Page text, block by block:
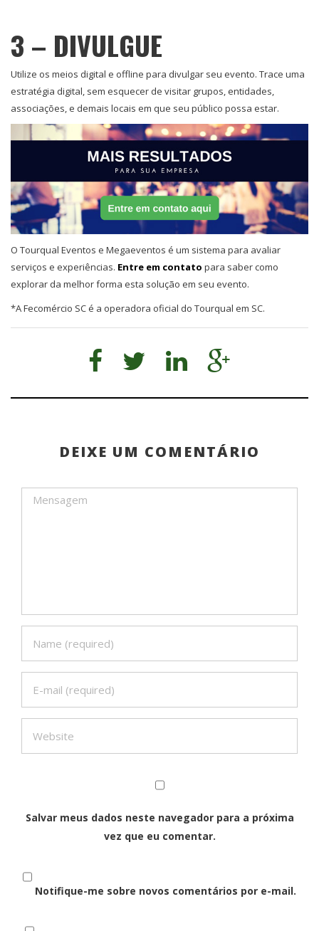
3 – DIVULGUE
Utilize os meios digital e offline para divulgar seu evento. Trace uma
estratégia digital, sem esquecer de visitar grupos, entidades,
associações, e demais locais em que seu público possa estar.
O Tourqual Eventos e Megaeventos é um sistema para avaliar
serviços e experiências. Entre em contato para saber como
explorar da melhor forma esta solução em seu evento.
*A Fecomércio SC é a operadora oficial do Tourqual em SC.
DEIXE UM COMENTÁRIO
Salvar meus dados neste navegador para a próxima
vez que eu comentar.
Notifique-me sobre novos comentários por e-mail.